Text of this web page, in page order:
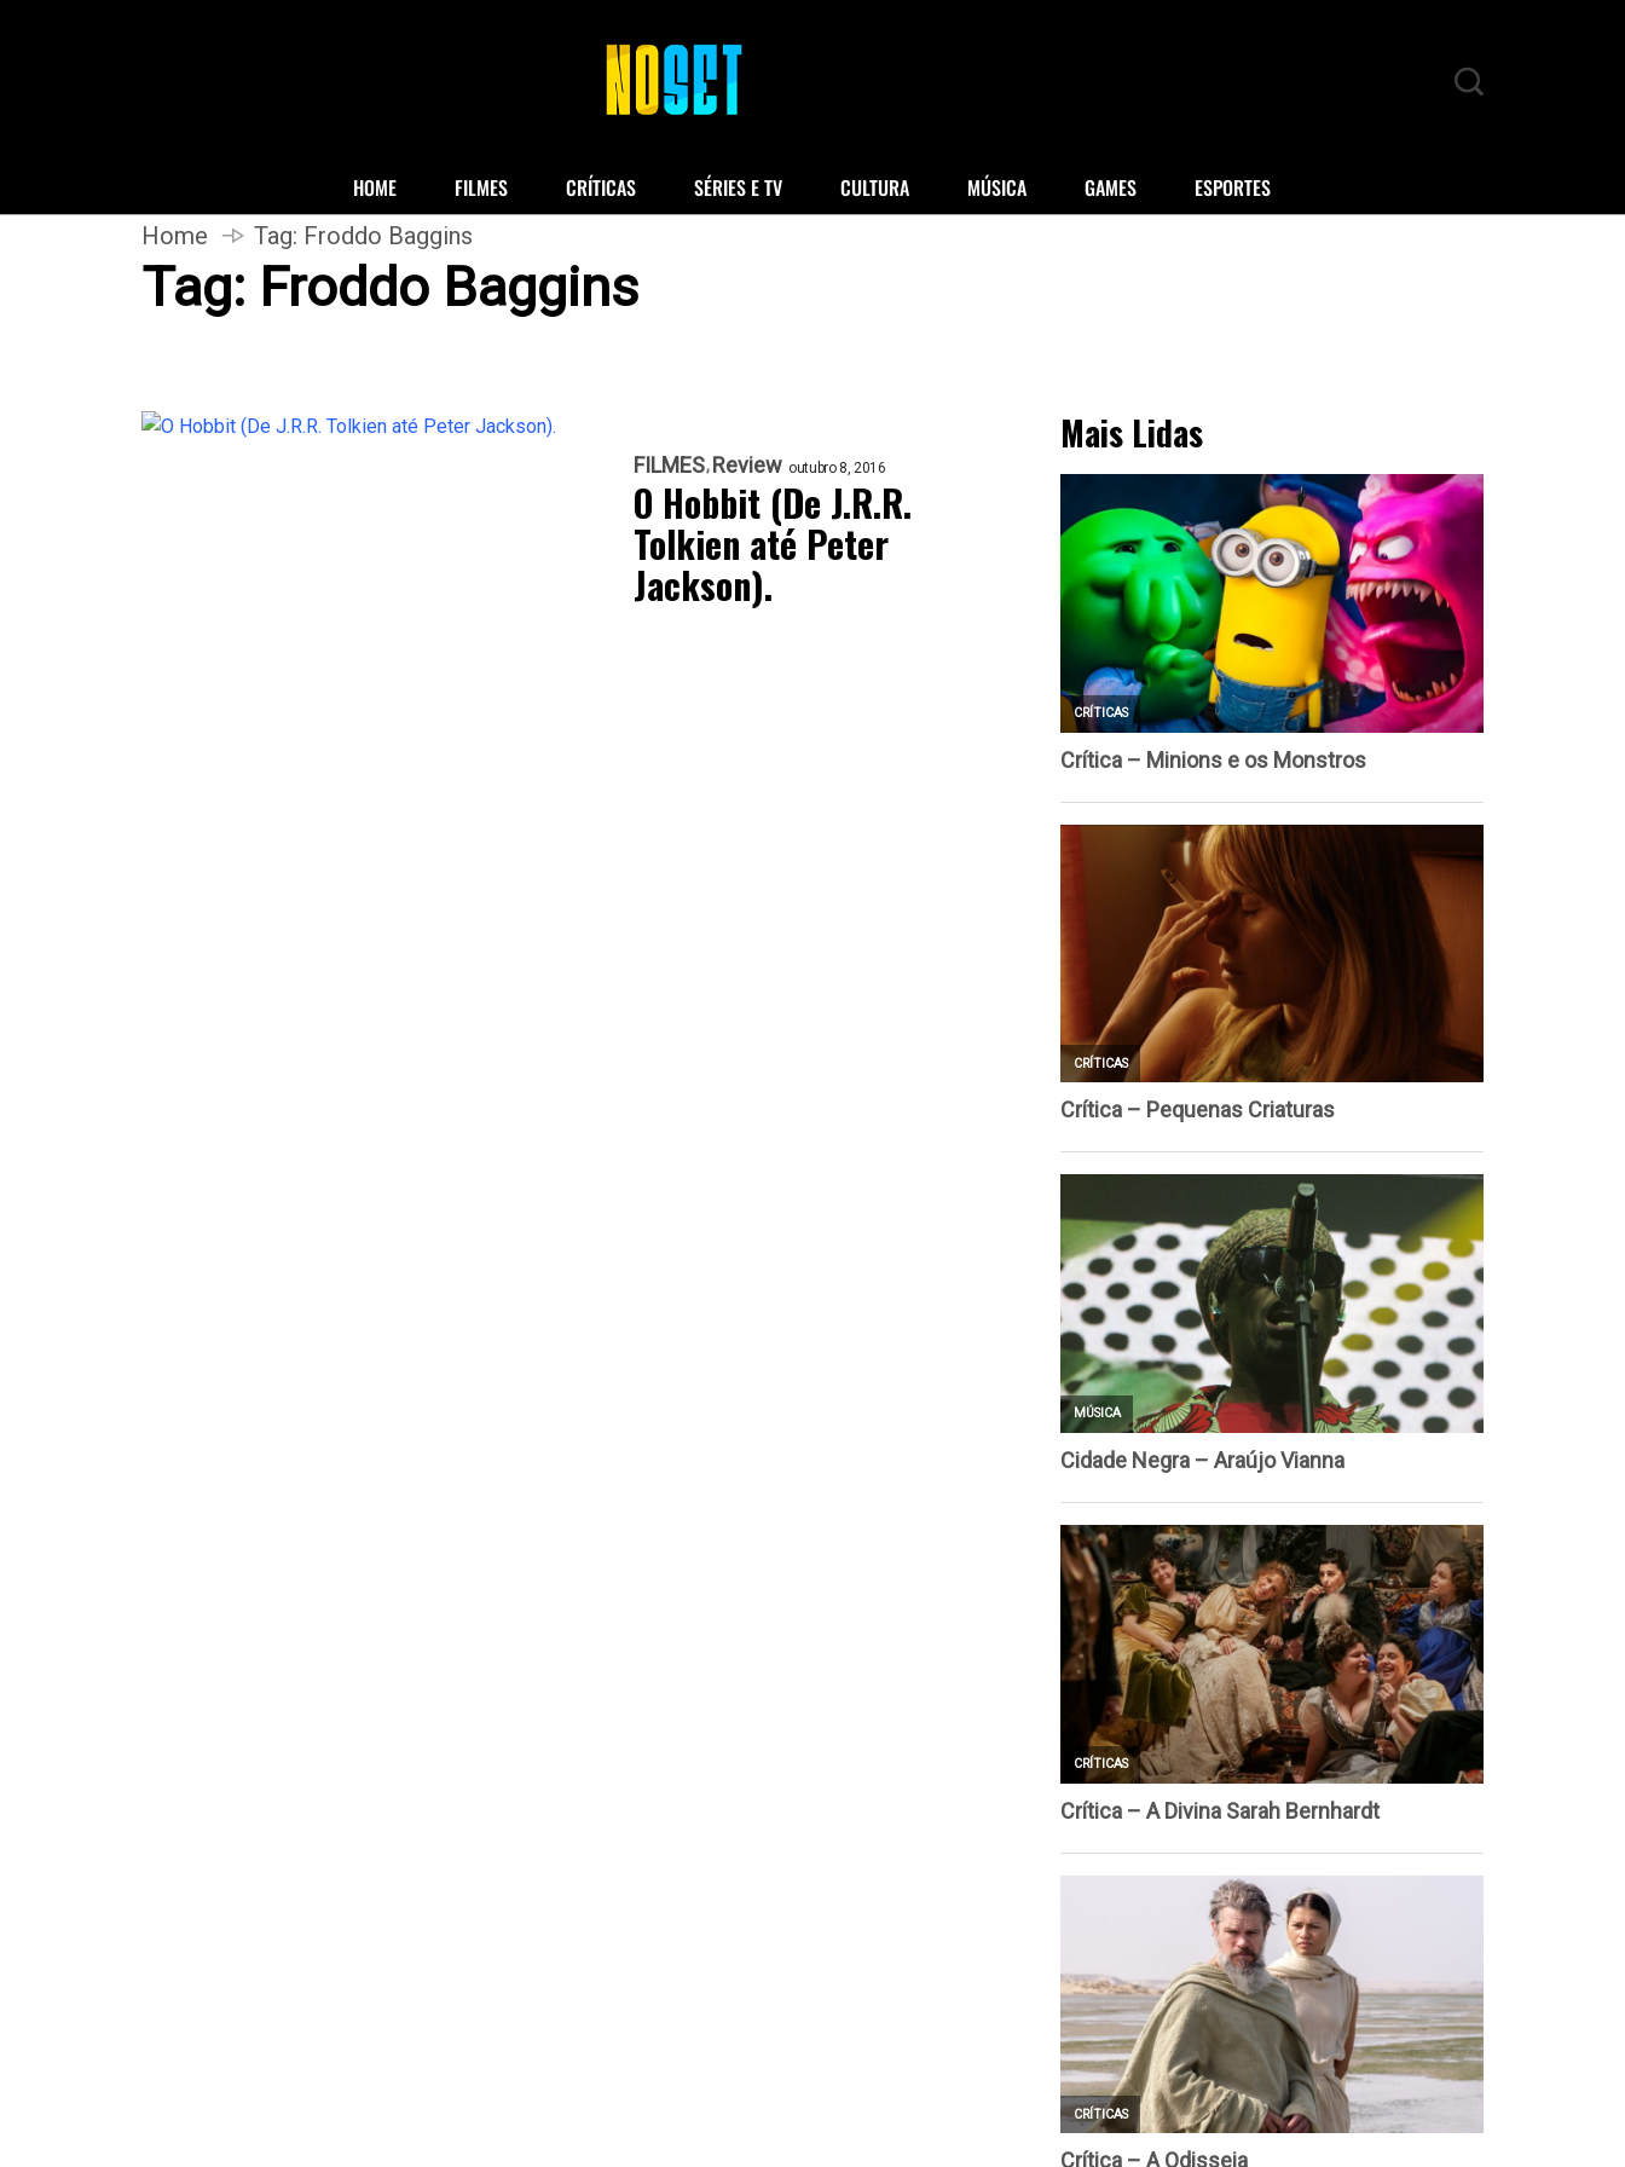
HOME FILMES CRÍTICAS SÉRIES E TV CULTURA MÚSICA GAMES
ESPORTES
Home
Tag: Froddo Baggins
Tag: Froddo Baggins
FILMES Review outubro 8, 2016
O Hobbit (De J.R.R.
Tolkien até Peter
Jackson).
Mais Lidas